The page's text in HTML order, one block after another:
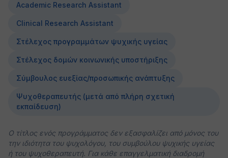
Academic Research Assistant
Clinical Research Assistant
Στέλεχος προγραμμάτων ψυχικής υγείας
Στέλεχος δομών κοινωνικής υποστήριξης
Σύμβουλος ευεξίας/προσωπικής ανάπτυξης
Ψυχοθεραπευτής (μετά από πλήρη σχετική
εκπαίδευση)
Ο τίτλος ενός προγράμματος δεν εξασφαλίζει από μόνος του
την ιδιότητα του ψυχολόγου, του συμβούλου ψυχικής υγείας
ή του ψυχοθεραπευτή. Για κάθε επαγγελματική διαδρομή